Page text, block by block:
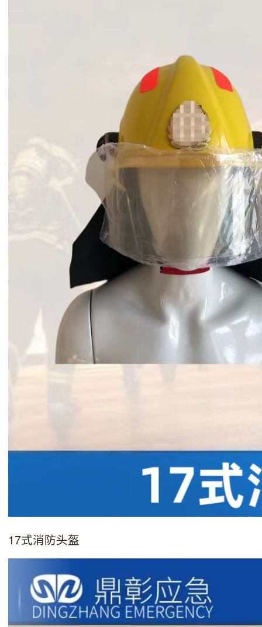
17式消防头盔